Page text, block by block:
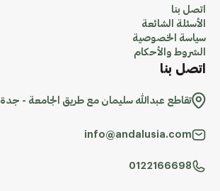
اتصل بنا
الأسئلة الشائعة
سياسة الخصوصية
الشروط والأحكام
اتصل بنا
تقاطع عبدالله سليمان مع طريق الجامعة - جدة
info@andalusia.com
0122166698